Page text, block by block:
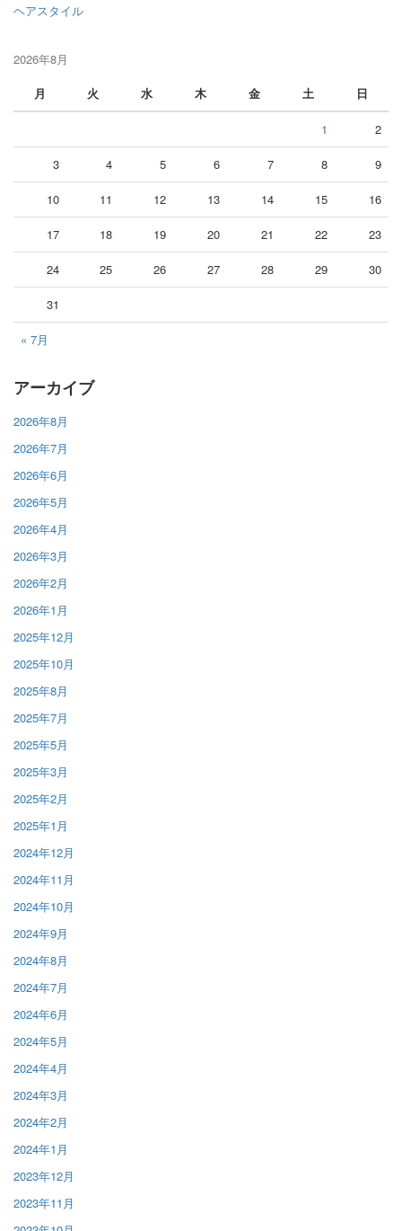
ヘアスタイル
2026年8月
月
火 水 木 金 土 日
« 7月
1 2
3 4 5 6 7 8 9
10 11 12 13 14 15 16
17 18 19 20 21 22 23
24 25 26 27 28 29 30
31
アーカイブ
2026年8月
2026年7月
2026年6月
2026年5月
2026年4月
2026年3月
2026年2月
2026年1月
2025年12月
2025年10月
2025年8月
2025年7月
2025年5月
2025年3月
2025年2月
2025年1月
2024年12月
2024年11月
2024年10月
2024年9月
2024年8月
2024年7月
2024年6月
2024年5月
2024年4月
2024年3月
2024年2月
2024年1月
2023年12月
2023年11月